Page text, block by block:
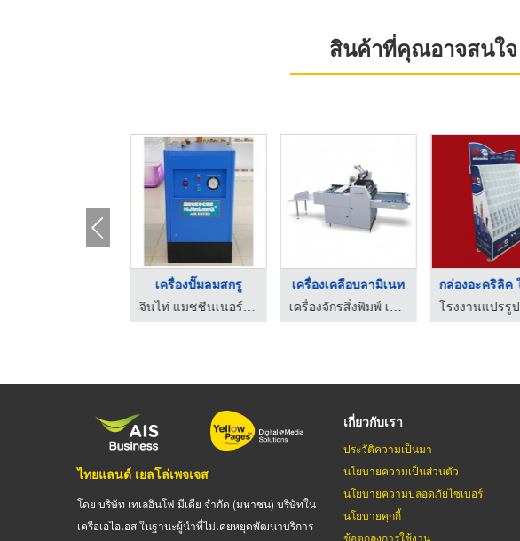
สินค้าที่คุณอาจสนใจ
เครื่องปั๊มลมสกรู
จินไท่ แมชชีนเนอร์รี่-เครื่องฉีดพลาสติก
เครื่องเคลือบลามิเนท
เครื่องจักรสิ่งพิมพ์ เครื่องจักรอุตสาหกรรม ดับเบิ้ลดี
ไทยแลนด์ เยลโล่เพจเจส
โดย บริษัท เทเลอินโฟ มีเดีย จำกัด (มหาชน) บริษัทใน
เครือเอไอเอส ในฐานะผู้นำที่ไม่เคยหยุดพัฒนาบริการ
เกี่ยวกับเรา
ประวัติความเป็นมา
นโยบายความเป็นส่วนตัว
นโยบายความปลอดภัยไซเบอร์
นโยบายคุกกี้
ข้อตกลงการใช้งาน